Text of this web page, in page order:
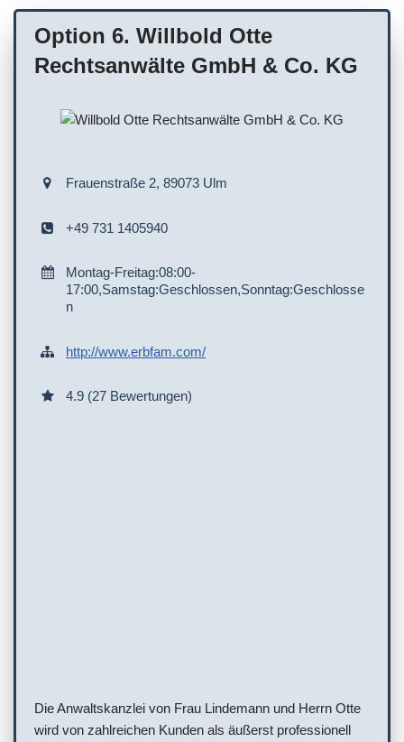
Option 6. Willbold Otte
Rechtsanwälte GmbH & Co. KG
Frauenstraße 2, 89073 Ulm
+49 731 1405940
Montag-Freitag:08:00-
17:00,Samstag:Geschlossen,Sonntag:Geschlosse
n
http://www.erbfam.com/
4.9 (27 Bewertungen)
Die Anwaltskanzlei von Frau Lindemann und Herrn Otte
wird von zahlreichen Kunden als äußerst professionell